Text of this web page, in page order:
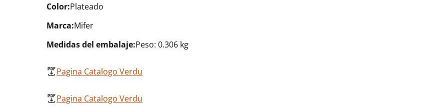
Color:Plateado
Marca:Mifer
Medidas del embalaje:Peso: 0.306 kg
Pagina Catalogo Verdu
Pagina Catalogo Verdu